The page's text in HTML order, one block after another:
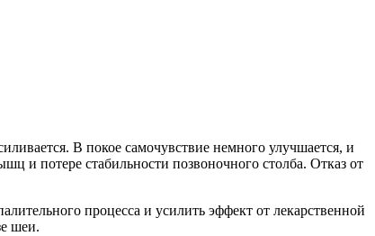
В покое самочувствие немного улучшается, и
и потере стабильности позвоночного столба. Отказ от
процесса и усилить эффект от лекарственной
шеи.